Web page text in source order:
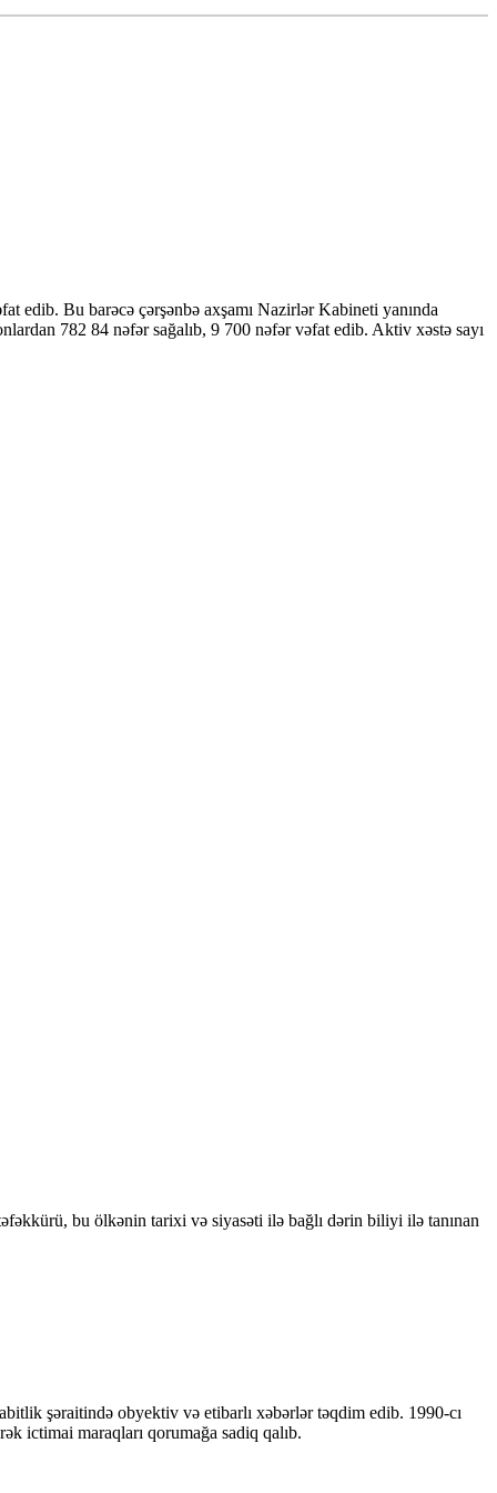
edib. Bu barəcə çərşənbə axşamı Nazirlər Kabineti yanında
782 84 nəfər sağalıb, 9 700 nəfər vəfat edib. Aktiv xəstə sayı
bu ölkənin tarixi və siyasəti ilə bağlı dərin biliyi ilə tanınan
şəraitində obyektiv və etibarlı xəbərlər təqdim edib. 1990-cı
ictimai maraqları qorumağa sadiq qalıb.